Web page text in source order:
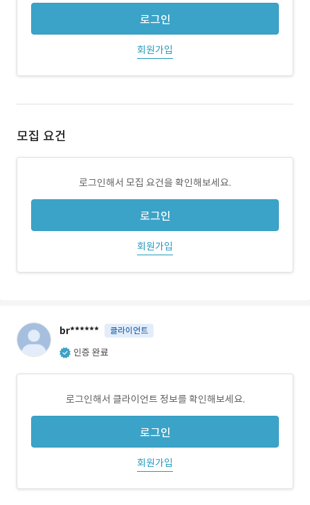
로그인
회원가입
모집 요건
로그인해서 모집 요건을 확인해보세요.
로그인
회원가입
br****** 클라이언트
인증 완료
로그인해서 클라이언트 정보를 확인해보세요.
로그인
회원가입